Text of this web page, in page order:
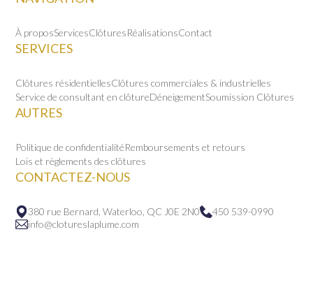
À proposServicesClôturesRéalisationsContact
SERVICES
Clôtures résidentiellesClôtures commerciales & industrielles
Service de consultant en clôtureDéneigementSoumission Clôtures
AUTRES
Politique de confidentialitéRemboursements et retours
Lois et règlements des clôtures
CONTACTEZ-NOUS
380 rue Bernard, Waterloo, QC J0E 2N0
450 539-0990
info@clotureslaplume.com